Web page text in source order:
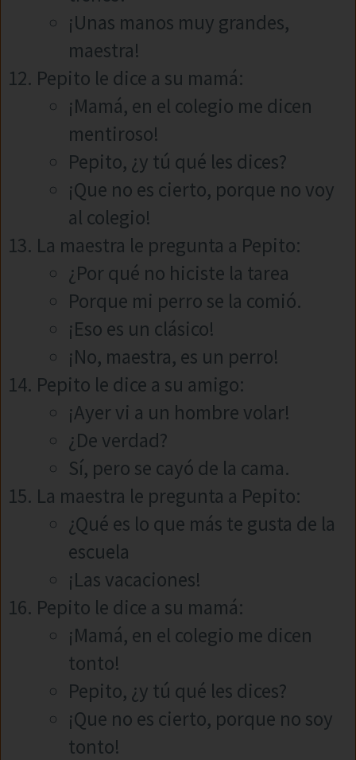
¡Unas manos muy grandes,
maestra!
Pepito le dice a su mamá:
¡Mamá, en el colegio me dicen
mentiroso!
Pepito, ¿y tú qué les dices?
¡Que no es cierto, porque no voy
al colegio!
La maestra le pregunta a Pepito:
¿Por qué no hiciste la tarea
Porque mi perro se la comió.
¡Eso es un clásico!
¡No, maestra, es un perro!
Pepito le dice a su amigo:
¡Ayer vi a un hombre volar!
¿De verdad?
Sí, pero se cayó de la cama.
La maestra le pregunta a Pepito:
¿Qué es lo que más te gusta de la
escuela
¡Las vacaciones!
Pepito le dice a su mamá:
¡Mamá, en el colegio me dicen
tonto!
Pepito, ¿y tú qué les dices?
¡Que no es cierto, porque no soy
tonto!